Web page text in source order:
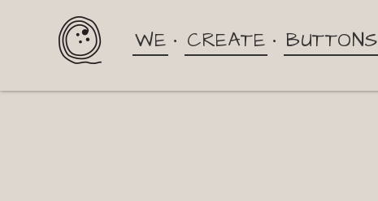
WE CREATE BUTTONS